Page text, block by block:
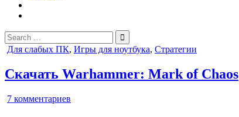
Search
for:
Posted
Для слабых ПК, Игры для ноутбука, Стратегии
Скачать Warhammer: Mark of Chaos
7 комментариев